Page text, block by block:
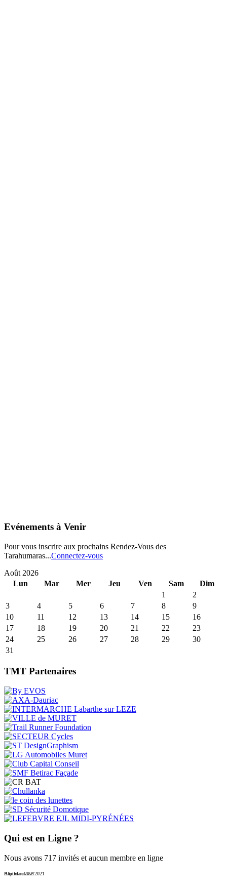
Evénements à Venir
Pour vous inscrire aux prochains Rendez-Vous des
Tarahumaras...Connectez-vous
Août 2026
Lun
Mar Mer Jeu Ven Sam
Dim
1
2
3
4 5 6 7 8
9
10
11 12 13 14 15
16
17
18 19 20 21 22
23
24
25 26 27 28 29
30
31
TMT Partenaires
Qui est en Ligne ?
Nous avons 717 invités et aucun membre en ligne
Baptistoutaise 2021
AltriMan 2021